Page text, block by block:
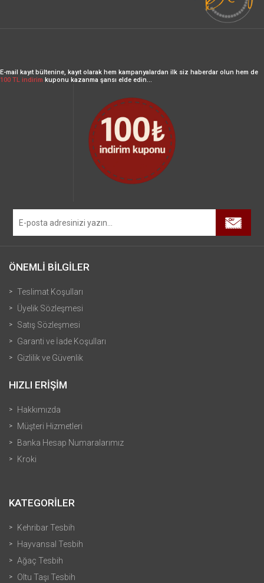
E-mail kayıt bültenine, kayıt olarak hem kampanyalardan ilk siz haberdar olun hem de
100 TL indirim kuponu kazanma şansı elde edin...
ÖNEMLİ BİLGİLER
Teslimat Koşulları
Üyelik Sözleşmesi
Satış Sözleşmesi
Garanti ve İade Koşulları
Gizlilik ve Güvenlik
HIZLI ERİŞİM
Hakkımızda
Müşteri Hizmetleri
Banka Hesap Numaralarımız
Kroki
KATEGORİLER
Kehribar Tesbih
Hayvansal Tesbih
Ağaç Tesbih
Oltu Taşı Tesbih